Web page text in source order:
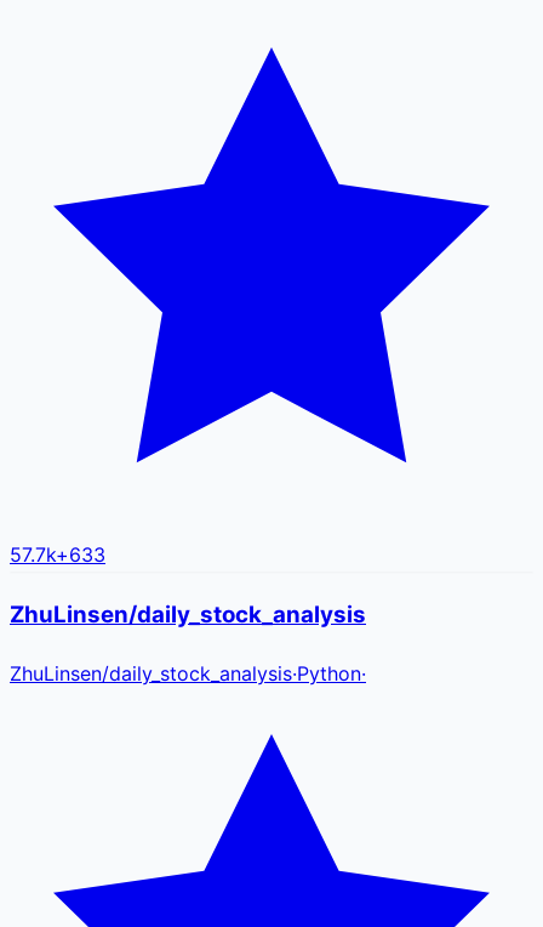
57.7k+633
ZhuLinsen/daily_stock_analysis
ZhuLinsen/daily_stock_analysis·Python·